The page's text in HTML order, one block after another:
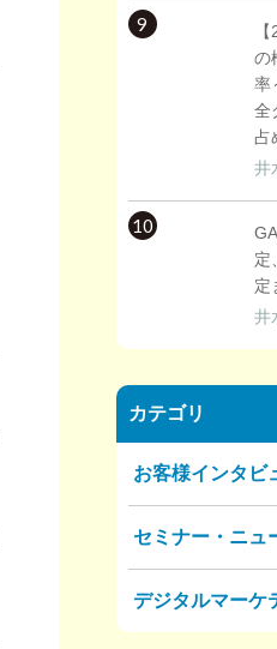
9
の
率
全
占
井
10
定
定
井
カテゴリ
お客様インタビ
セミナー・ニュ
デジタルマーケ